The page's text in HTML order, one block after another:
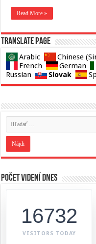
Read More »
Translate page
Arabic Chinese
French
German
Russian
Slovak
Počet videní dnes
16732
VISITORS TODAY